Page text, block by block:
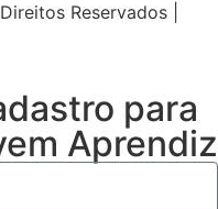
Reservados |
para
Aprendiz